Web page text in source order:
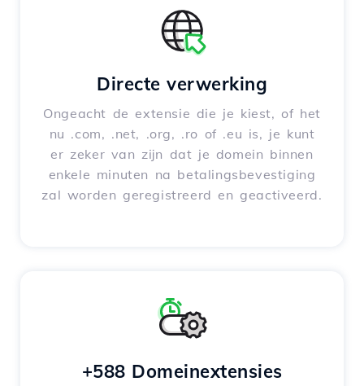
Directe verwerking
Ongeacht de extensie die je kiest, of het
nu .com, .net, .org, .ro of .eu is, je kunt
er zeker van zijn dat je domein binnen
enkele minuten na betalingsbevestiging
zal worden geregistreerd en geactiveerd.
+588 Domeinextensies